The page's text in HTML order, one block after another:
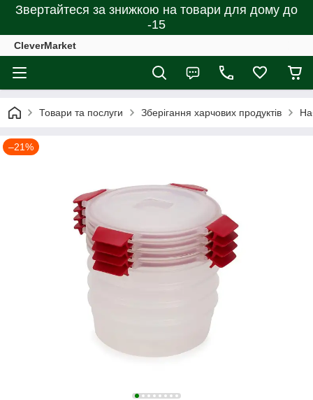
Звертайтеся за знижкою на товари для дому до
-15
CleverMarket
Товари та послуги Зберігання харчових продуктів
–21%